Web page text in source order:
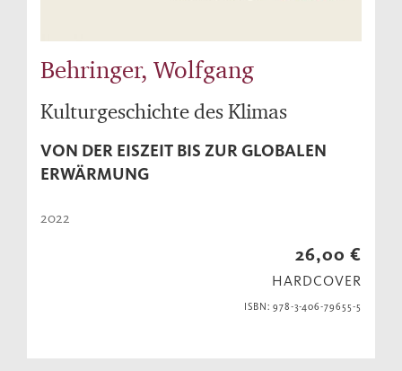
Behringer, Wolfgang
Kulturgeschichte des Klimas
VON DER EISZEIT BIS ZUR GLOBALEN
ERWÄRMUNG
2022
26,00 €
HARDCOVER
ISBN: 978-3-406-79655-5